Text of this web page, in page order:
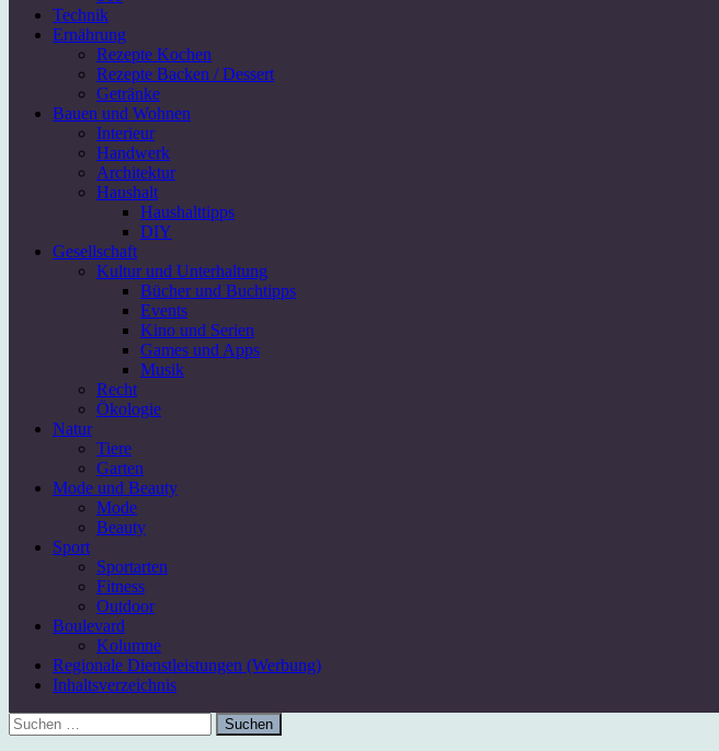
Technik
Ernährung
Rezepte Kochen
Rezepte Backen / Dessert
Getränke
Bauen und Wohnen
Interieur
Handwerk
Architektur
Haushalt
Haushalttipps
DIY
Gesellschaft
Kultur und Unterhaltung
Bücher und Buchtipps
Events
Kino und Serien
Games und Apps
Musik
Recht
Ökologie
Natur
Tiere
Garten
Mode und Beauty
Mode
Beauty
Sport
Sportarten
Fitness
Outdoor
Boulevard
Kolumne
Regionale Dienstleistungen (Werbung)
Inhaltsverzeichnis
Suchen
nach: